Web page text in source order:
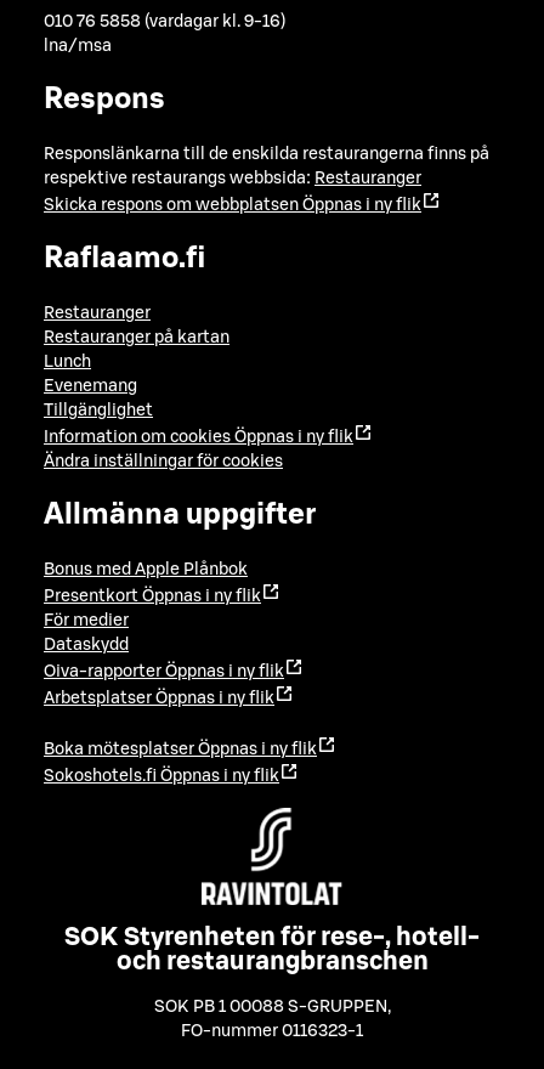
010 76 5858 (vardagar kl. 9-16)
lna/msa
Respons
Responslänkarna till de enskilda restaurangerna finns på
respektive restaurangs webbsida: Restauranger
Skicka respons om webbplatsen Öppnas i ny flik
Raflaamo.fi
Restauranger
Restauranger på kartan
Lunch
Evenemang
Tillgänglighet
Information om cookies Öppnas i ny flik
Ändra inställningar för cookies
Allmänna uppgifter
Bonus med Apple Plånbok
Presentkort Öppnas i ny flik
För medier
Dataskydd
Oiva-rapporter Öppnas i ny flik
Arbetsplatser Öppnas i ny flik
Boka mötesplatser Öppnas i ny flik
Sokoshotels.fi Öppnas i ny flik
SOK Styrenheten för rese-, hotell-
och restaurangbranschen
SOK PB 1 00088 S-GRUPPEN ,
FO-nummer 0116323-1